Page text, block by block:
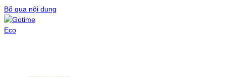
Bổ qua nội dung